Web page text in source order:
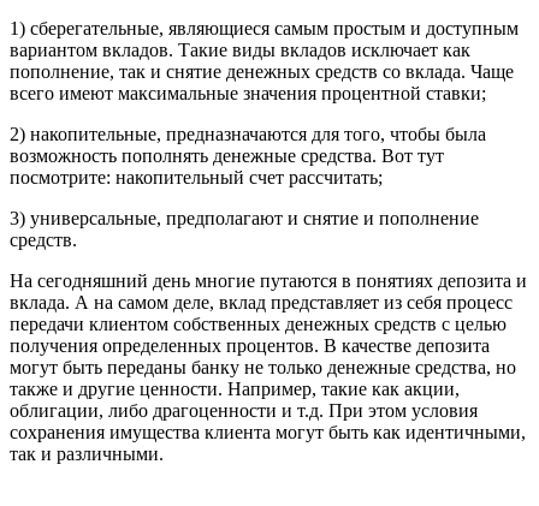
1) сберегательные, являющиеся самым простым и доступным
вариантом вкладов. Такие виды вкладов исключает как
пополнение, так и снятие денежных средств со вклада. Чаще
всего имеют максимальные значения процентной ставки;
2) накопительные, предназначаются для того, чтобы была
возможность пополнять денежные средства. Вот тут
посмотрите: накопительный счет рассчитать;
3) универсальные, предполагают и снятие и пополнение
средств.
На сегодняшний день многие путаются в понятиях депозита и
вклада. А на самом деле, вклад представляет из себя процесс
передачи клиентом собственных денежных средств с целью
получения определенных процентов. В качестве депозита
могут быть переданы банку не только денежные средства, но
также и другие ценности. Например, такие как акции,
облигации, либо драгоценности и т.д. При этом условия
сохранения имущества клиента могут быть как идентичными,
так и различными.